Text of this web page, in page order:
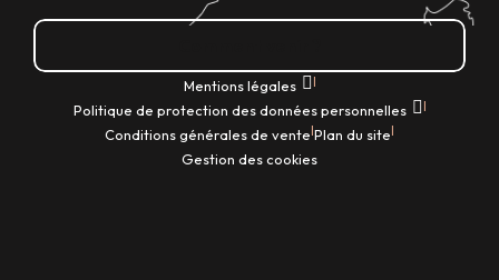
Mentions légales |
Politique de protection des données personnelles |
Conditions générales de vente|Plan du site|
Gestion des cookies